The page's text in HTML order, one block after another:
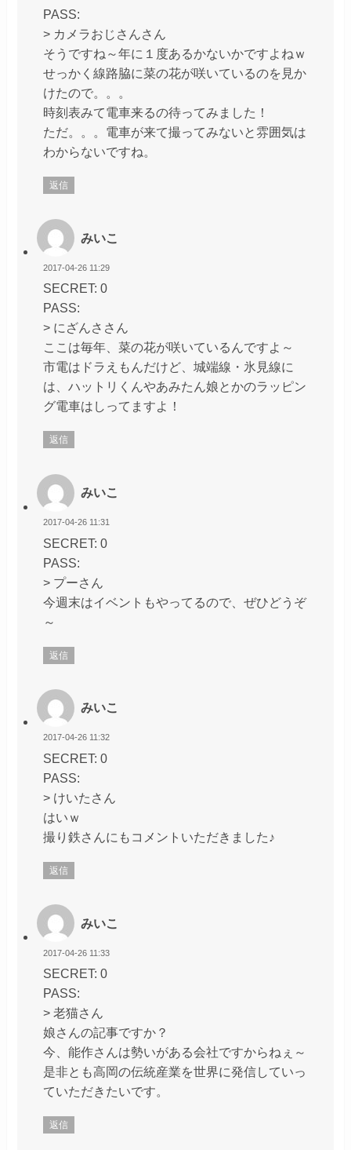
PASS:
> カメラおじさんさん
そうですね～年に１度あるかないかですよねｗ
せっかく線路脇に菜の花が咲いているのを見か
けたので。。。
時刻表みて電車来るの待ってみました！
ただ。。。電車が来て撮ってみないと雰囲気は
わからないですね。
返信
みいこ
2017-04-26 11:29
SECRET: 0
PASS:
> にざんささん
ここは毎年、菜の花が咲いているんですよ～
市電はドラえもんだけど、城端線・氷見線に
は、ハットリくんやあみたん娘とかのラッピン
グ電車はしってますよ！
返信
みいこ
2017-04-26 11:31
SECRET: 0
PASS:
> プーさん
今週末はイベントもやってるので、ぜひどうぞ
～
返信
みいこ
2017-04-26 11:32
SECRET: 0
PASS:
> けいたさん
はいｗ
撮り鉄さんにもコメントいただきました♪
返信
みいこ
2017-04-26 11:33
SECRET: 0
PASS:
> 老猫さん
娘さんの記事ですか？
今、能作さんは勢いがある会社ですからねぇ～
是非とも高岡の伝統産業を世界に発信していっ
ていただきたいです。
返信